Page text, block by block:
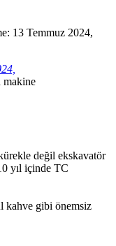
: 13 Temmuz 2024,
makine
değil ekskavatör
yıl içinde TC
kahve gibi önemsiz